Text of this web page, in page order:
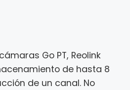
Go PT, Reolink
de hasta 8
de un canal. No